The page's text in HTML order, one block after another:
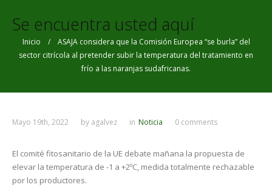
Se encuentra usted aquí
Inicio / ASAJA considera que la Comisión Europea “se burla” del
sector citrícola al pretender subir la temperatura del tratamiento en
frío a las naranjas sudafricanas.
Mayo 19th, 2022 by agalvez in Noticia 0 comments
El comité fitosanitario de la UE debate mañana la propuesta de
elevar la temperatura de -1 a +2ºC, medida totalmente rechazable
por los productores.